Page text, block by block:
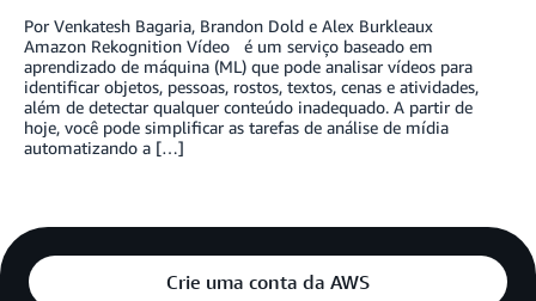
Por Venkatesh Bagaria, Brandon Dold e Alex Burkleaux
Amazon Rekognition Vídeo é um serviço baseado em
aprendizado de máquina (ML) que pode analisar vídeos para
identificar objetos, pessoas, rostos, textos, cenas e atividades,
além de detectar qualquer conteúdo inadequado. A partir de
hoje, você pode simplificar as tarefas de análise de mídia
automatizando a […]
Crie uma conta da AWS